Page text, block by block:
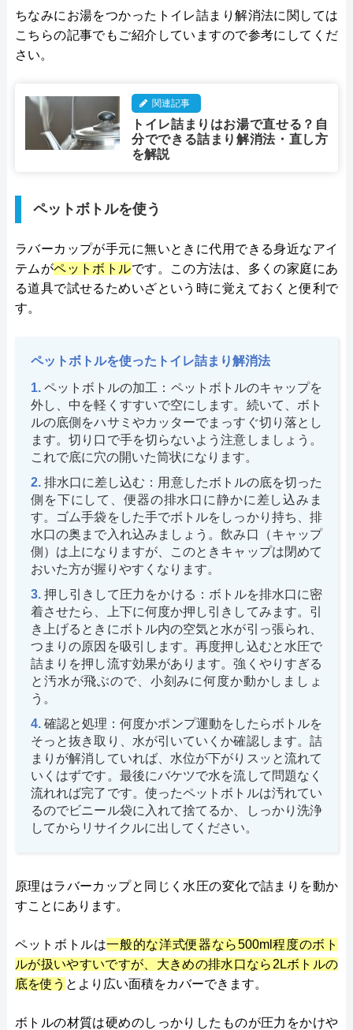
ちなみにお湯をつかったトイレ詰まり解消法に関しては
こちらの記事でもご紹介していますので参考にしてくだ
さい。
関連記事
トイレ詰まりはお湯で直せる？自
分でできる詰まり解消法・直し方
を解説
ペットボトルを使う
ラバーカップが手元に無いときに代用できる身近なアイ
テムがペットボトルです。この方法は、多くの家庭にあ
る道具で試せるためいざという時に覚えておくと便利で
す​。
ペットボトルを使ったトイレ詰まり解消法
ペットボトルの加工：ペットボトルのキャップを
外し、中を軽くすすいで空にします。続いて、ボト
ルの底側をハサミやカッターでまっすぐ切り落とし
ます。切り口で手を切らないよう注意しましょう。
これで底に穴の開いた筒状になります。
排水口に差し込む：用意したボトルの底を切った
側を下にして、便器の排水口に静かに差し込みま
す。ゴム手袋をした手でボトルをしっかり持ち、排
水口の奥まで入れ込みましょう。飲み口（キャップ
側）は上になりますが、このときキャップは閉めて
おいた方が握りやすくなります。
押し引きして圧力をかける：ボトルを排水口に密
着させたら、上下に何度か押し引きしてみます。引
き上げるときにボトル内の空気と水が引っ張られ、
つまりの原因を吸引します。再度押し込むと水圧で
詰まりを押し流す効果があります。強くやりすぎる
と汚水が飛ぶので、小刻みに何度か動かしましょ
う。
確認と処理：何度かポンプ運動をしたらボトルを
そっと抜き取り、水が引いていくか確認します。詰
まりが解消していれば、水位が下がりスッと流れて
いくはずです。最後にバケツで水を流して問題なく
流れれば完了です。使ったペットボトルは汚れてい
るのでビニール袋に入れて捨てるか、しっかり洗浄
してからリサイクルに出してください。
原理はラバーカップと同じく水圧の変化で詰まりを動か
すことにあります。
ペットボトルは一般的な洋式便器なら500ml程度のボト
ルが扱いやすいですが、大きめの排水口なら2Lボトルの
底を使う とより広い面積をカバーできます。
ボトルの材質は硬めのしっかりしたものが圧力をかけや